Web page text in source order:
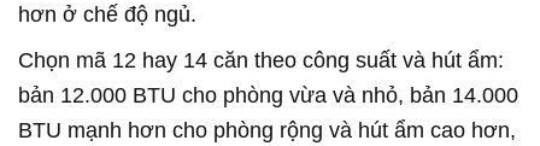
hơn ở chế độ ngủ.
Chọn mã 12 hay 14 căn theo công suất và hút ẩm:
bản 12.000 BTU cho phòng vừa và nhỏ, bản 14.000
BTU mạnh hơn cho phòng rộng và hút ẩm cao hơn,